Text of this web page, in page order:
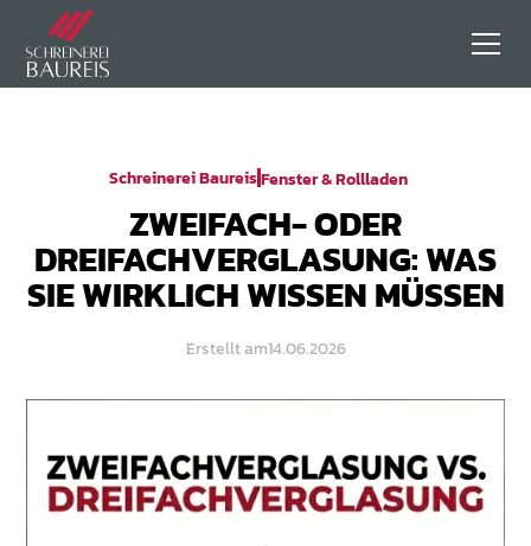
Schreinerei BaureisFenster & Rollladen
ZWEIFACH- ODER
DREIFACHVERGLASUNG: WAS
SIE WIRKLICH WISSEN MÜSSEN
Erstellt am14.06.2026